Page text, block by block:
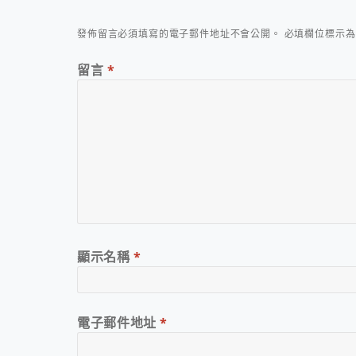
發佈留言必須填寫的電子郵件地址不會公開。 必填欄位標示
留言 *
顯示名稱*
電子郵件地址*